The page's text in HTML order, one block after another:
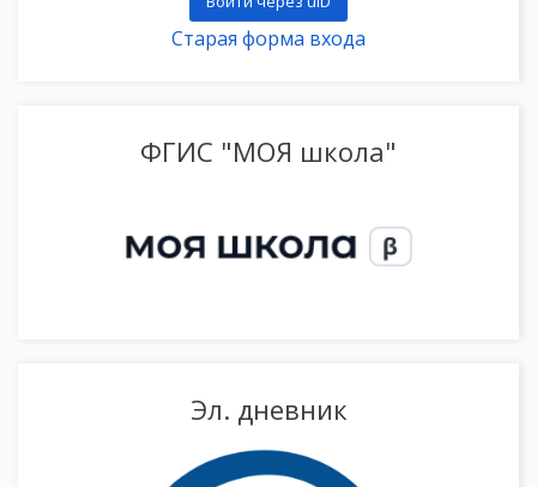
Старая форма входа
ФГИС "МОЯ школа"
Эл. дневник